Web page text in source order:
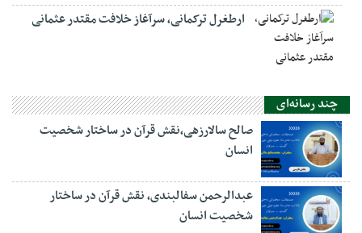
ارطغرل ترکمانی، سرآغاز خلافت مقتدر عثمانی
چند رسانه‌ای
صالح سالارزهی،‌نقش قرآن در ساختار شخصیت
انسان
عبدالرحمن سفالبندی، نقش قرآن در ساختار
شخصیت انسان